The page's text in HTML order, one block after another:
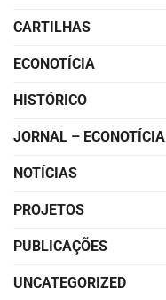
CARTILHAS
ECONOTÍCIA
HISTÓRICO
JORNAL – ECONOTÍCIA
NOTÍCIAS
PROJETOS
PUBLICAÇÕES
UNCATEGORIZED